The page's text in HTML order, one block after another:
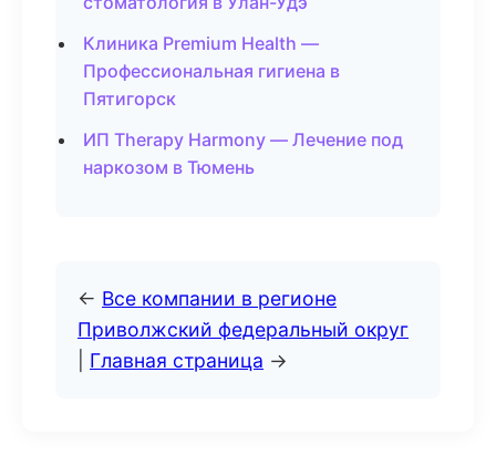
Клиника Premium Health —
Профессиональная гигиена в
Пятигорск
ИП Therapy Harmony — Лечение под
наркозом в Тюмень
← Все компании в регионе
Приволжский федеральный округ
Главная страница →